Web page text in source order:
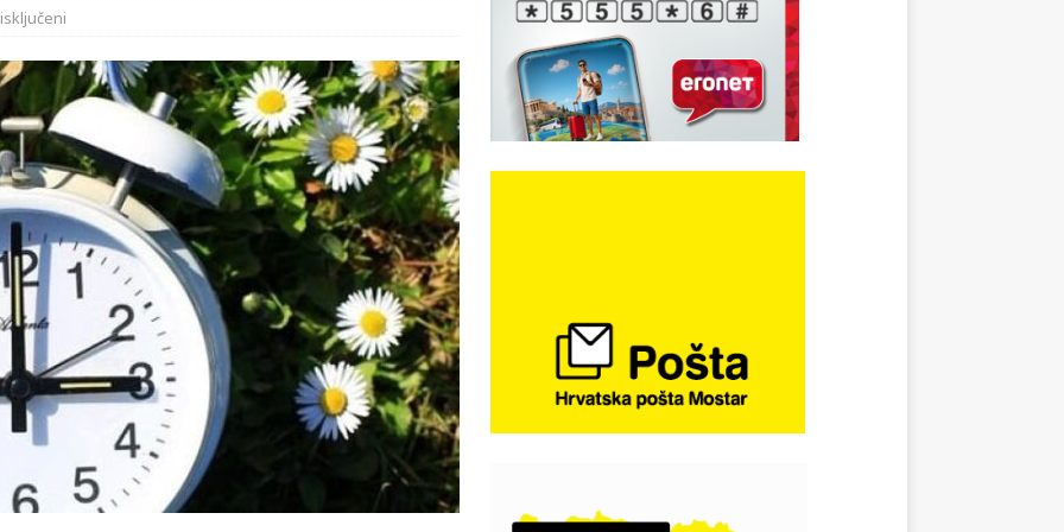
Vozači satima čekaju, dok se drugi ubacuju sa strane
VIJESTI
29. srpnja 2018, preminuo je glazbeni genij Oliver Dragojević
o Oluji: Hrvati imaju što slaviti, dobili su ono što im povijesno